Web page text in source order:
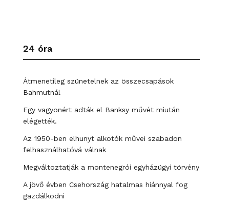
24 óra
Átmenetileg szünetelnek az összecsapások
Bahmutnál
Egy vagyonért adták el Banksy művét miután
elégették.
Az 1950-ben elhunyt alkotók művei szabadon
felhasználhatóvá válnak
Megváltoztatják a montenegrói egyházügyi törvény
A jövő évben Csehország hatalmas hiánnyal fog
gazdálkodni